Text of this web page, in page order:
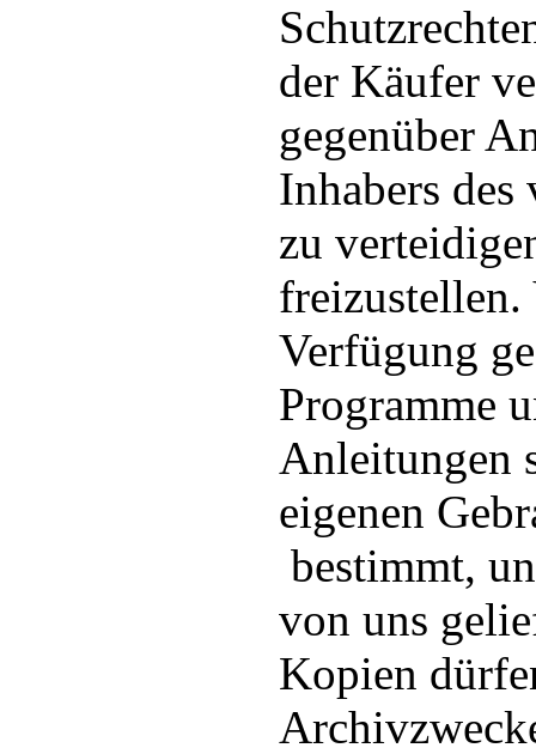
der Käufer
gegenüber
Inhabers des
zu
freizustellen.
Verfügung
Programme
Anleitungen
eigenen
bestimmt,
von uns
Kopien